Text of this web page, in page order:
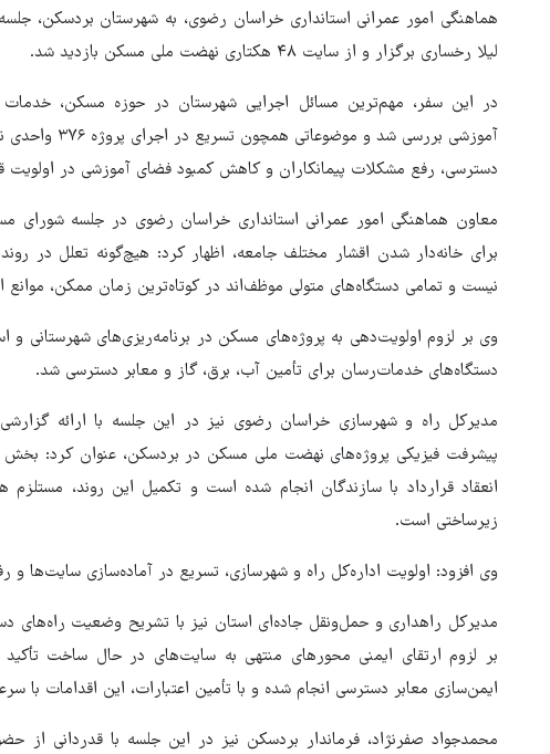
لیلا رخساری برگزار و از سایت ۴۸ هکتاری نهضت ملی مسکن بازدید شد.
در این سفر، مهم‌ترین مسائل اجرایی شهرستان در حوزه مسکن، خدمات
آموزشی بررسی
دسترسی، رفع مشکلات پیمانکاران و کاهش کمبود فضای آموزشی در اولویت
معاون هماهنگی امور عمرانی استانداری خراسان رضوی در جلسه شورای
برای خانه‌دار شدن اقشار مختلف جامعه، اظهار کرد: هیچ‌گونه تعلل در
نیست و تمامی دستگاه‌های متولی موظف‌اند در کوتاه‌ترین زمان ممکن، موانع
وی بر لزوم اولویت‌دهی به پروژه‌های مسکن در برنامه‌ریزی‌های شهرستانی و
دستگاه‌های خدمات‌رسان برای تأمین آب، برق، گاز و معابر دسترسی شد.
مدیرکل راه و شهرسازی خراسان رضوی نیز در این جلسه با ارائه
پیشرفت فیزیکی پروژه‌های نهضت ملی مسکن در بردسکن، عنوان کرد: بخش
انعقاد قرارداد با سازندگان انجام شده است و تکمیل این روند،
زیرساختی است.
وی افزود: اولویت اداره‌کل راه و شهرسازی، تسریع در آماده‌سازی سایت‌ها و
مدیرکل راهداری و حمل‌ونقل جاده‌ای استان نیز با تشریح وضعیت
بر لزوم ارتقای ایمنی محورهای منتهی به سایت‌های در حال ساخت
ایمن‌سازی معابر دسترسی انجام شده و با تأمین اعتبارات، این اقدامات با
محمدجواد صفرنژاد، فرماندار بردسکن نیز در این جلسه با قدردانی از
حمله به مدرسه میناب ظرف دو
هفته آینده تعیین‌تکلیف می‌شود